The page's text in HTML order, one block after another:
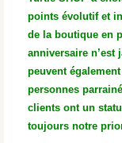
points évolutif et
de la boutique en
anniversaire
peuvent
personnes
clients ont un
toujours notre